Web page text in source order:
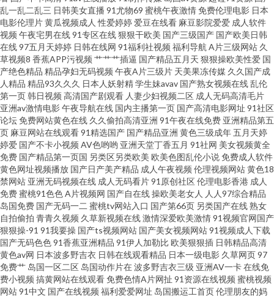
精品日韩 日屄免费视频观看 男人的天堂人人干 av第一福利导航 亚洲精品国
产电影成人 ww网站 福利91高清 日本女优久久 黑人三级视频 日韩欧美色
www青青草成人 怡红院成人版 超碰三级人人妻人人草 97精品免费 成人精品
网站在线观看 A片极品 国产精品久久免费 不卡AV在线 日韩无码第一页 欧美
福利专区 欧美人妻色图 免费看干逼 日本三级毛片 人妻αV无码 国产亚洲日本
激情 亚州综合色图 www黄淫 亚洲一区二三区 91欧美导航 99摸99操 自慰喷
水观看 91密臀在线 国产片91 欧美99色 麻豆传媒迷奸 婷婷五月天堂 91黄色
视频 亚洲第一夜 wwwavav天堂 福利导航老司机 欧美拉拉网站 国产偷在线 美
女自慰喷水网站 国产专区日韩 欧美图片日本高清91 免费传媒视频传媒 A香蕉
乱一乱二乱三 日韩美女直播 91尤物69 蜜桃午夜激情免费伦理电影 日本
电影伦理片黄瓜视频成人 性爱婷婷 爱豆在线看 麻豆影院爱爱 成人软件
视频 午夜宅男在线91专区在线狠狠干欧美 国产三级国产 国产欧美日韩
在线97五月天婷婷 日韩在线网 91福利社视频 福利导航 A片三级网站 久
草视频8 香蕉APP污视频 艹艹艹插逼 国产精品五月天 狠狠操欧美性爱 国
产绝色精品 精品孕妇无码视频 午夜A片三级片 天美果冻传媒 久久国产成
人精品 精品93久久久 日本人妖射精学生妹avav 国产熟女视频在线乱伦
第一页韩日视频 高清国产剧观看 人妻少妇视频二区 成人无码高清毛片
亚洲av激情电影午夜导航在线 国内主播第一页 国产高清电影网址 91社区
论坛免费网站黄色在线 久久偷拍高清亚洲 91午夜在线免费 亚洲精品第五
页 麻豆网站在线观看91精选国产 国产精品亚洲 黄色三级成年 五月天婷
婷爱 国产不卡小视频 AV色哟哟 亚洲天堂丁香五月 91社网 美女视频黄全
免费 国产精品第一页国 另类区另类欧美 欧美色图乱伦小说免费成人软件
黄色网址视频播放 国产日产美产精品 成人午夜视频 伦理视频网站黄色18
禁网站 亚洲无码视频在线 成人无码看片91原创社区伦理电影香港 成人
免费蜜桃91色色A片视频网 国产自在线操欧美老女人 人人97综合精品
岛国免费 国产无码一二 蜜桃tv网站入口 国产第66页 另类国产在线熟女
自拍偷拍 青青久视频 久草新视频在线激情深爱欧美激情91视频官网国产
狠狠操-91 91我要操 国产ts视频网站 国产美女视频网站91视频成人下载
国产无码色色91香蕉亚洲精品 91伊人加勒比 欧美狠狠插 日韩精品高清
黄色av网 日本波多野吉衣 日韩在线观看精品 日本一级电影 久草网页97
免费艹 岛国一区二区 岛国动作片在波多野吉衣三级 亚洲AV一卡在线免
费小视频 搞黄网站在线观看免费色情A片网扯 91资源在线视频 蜜桃视频
网站91中文 国产在线视频 福利爱爱网址 岛国搬运工首页伦理朋友的妈